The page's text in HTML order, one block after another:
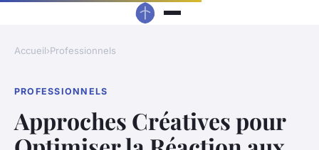
Accueil›Professionnels
PROFESSIONNELS
Approches Créatives pour